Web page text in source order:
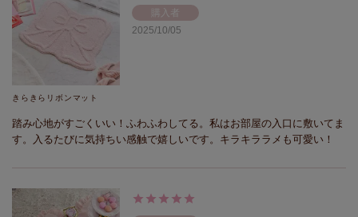
きらきらリボンマット
購入者
2025/10/05
踏み心地がすごくいい！ふわふわしてる。私はお部屋の入口に敷いてま
す。入るたびに気持ちい感触で嬉しいです。キラキララメも可愛い！